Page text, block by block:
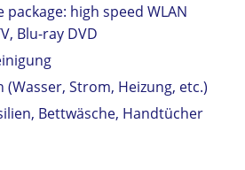
package: high speed WLAN
Blu-ray DVD
(Wasser, Strom, Heizung, etc.)
Bettwäsche, Handtücher